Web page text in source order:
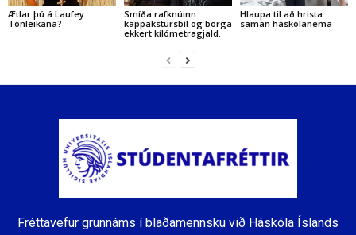
Ætlar þú á Laufey
Tónleikana?
Smíða rafknúinn
kappakstursbíl og borga
ekkert kílómetragjald.
Hlaupa til að hrista
saman háskólanema
Fréttavefur grunnáms í blaðamennsku við Háskóla Íslands